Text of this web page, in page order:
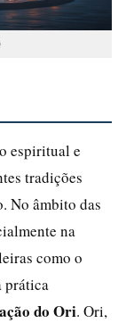
espiritual e
tradições
No âmbito das
na
como o
prática
do Ori. Ori,